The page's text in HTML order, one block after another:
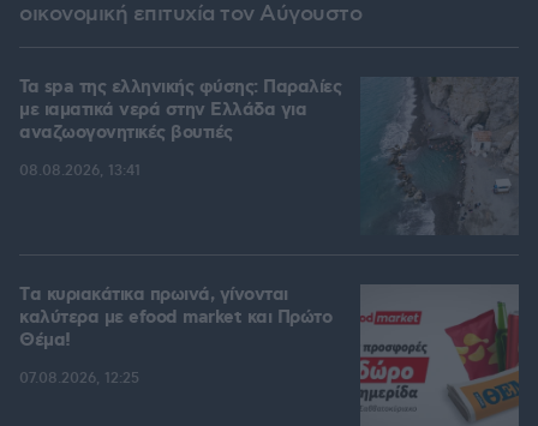
οικονομική επιτυχία τον Αύγουστο
Τα spa της ελληνικής φύσης: Παραλίες
με ιαματικά νερά στην Ελλάδα για
αναζωογονητικές βουτιές
08.08.2026, 13:41
Tα κυριακάτικα πρωινά, γίνονται
καλύτερα με efood market και Πρώτο
Θέμα!
07.08.2026, 12:25